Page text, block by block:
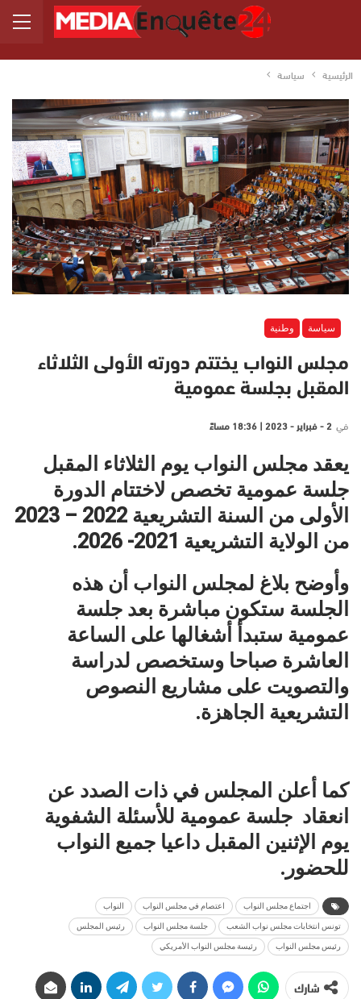
الرئيسية سياسة
سياسة وطنية
مجلس النواب يختتم دورته الأولى الثلاثاء
المقبل بجلسة عمومية
في 2 - فبراير - 2023 | 18:36 مساءً
يعقد مجلس النواب يوم الثلاثاء المقبل
جلسة عمومية تخصص لاختتام الدورة
الأولى من السنة التشريعية 2022 – 2023
من الولاية التشريعية 2021- 2026.
وأوضح بلاغ لمجلس النواب أن هذه
الجلسة ستكون مباشرة بعد جلسة
عمومية ستبدأ أشغالها على الساعة
العاشرة صباحا وستخصص لدراسة
والتصويت على مشاريع النصوص
التشريعية الجاهزة.
كما أعلن المجلس في ذات الصدد عن
انعقاد جلسة عمومية للأسئلة الشفوية
يوم الإثنين المقبل داعيا جميع النواب
للحضور.
اجتماع مجلس النواب اعتصام في مجلس النواب النواب
تونس انتخابات مجلس نواب الشعب جلسة مجلس النواب رئيس المجلس
رئيس مجلس النواب رئيسة مجلس النواب الأمريكي
شارك